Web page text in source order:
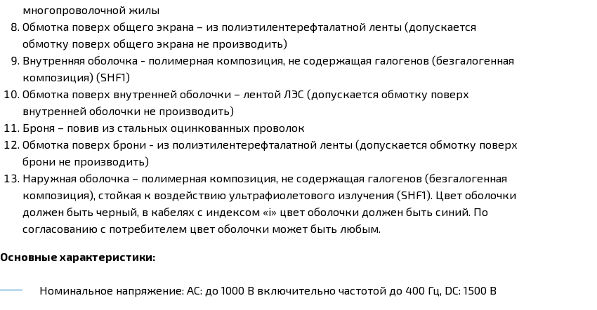
многопроволочной жилы
Обмотка поверх общего экрана – из полиэтилентерефталатной ленты (допускается
обмотку поверх общего экрана не производить)
Внутренняя оболочка - полимерная композиция, не содержащая галогенов (безгалогенная
композиция) (SHF1)
Обмотка поверх внутренней оболочки – лентой ЛЭС (допускается обмотку поверх
внутренней оболочки не производить)
Броня – повив из стальных оцинкованных проволок
Обмотка поверх брони - из полиэтилентерефталатной ленты (допускается обмотку поверх
брони не производить)
Наружная оболочка – полимерная композиция, не содержащая галогенов (безгалогенная
композиция), стойкая к воздействию ультрафиолетового излучения (SHF1). Цвет оболочки
должен быть черный, в кабелях с индексом «i» цвет оболочки должен быть синий. По
согласованию с потребителем цвет оболочки может быть любым.
Основные характеристики:
Номинальное напряжение: AC: до 1000 В включительно частотой до 400 Гц, DC: 1500 В